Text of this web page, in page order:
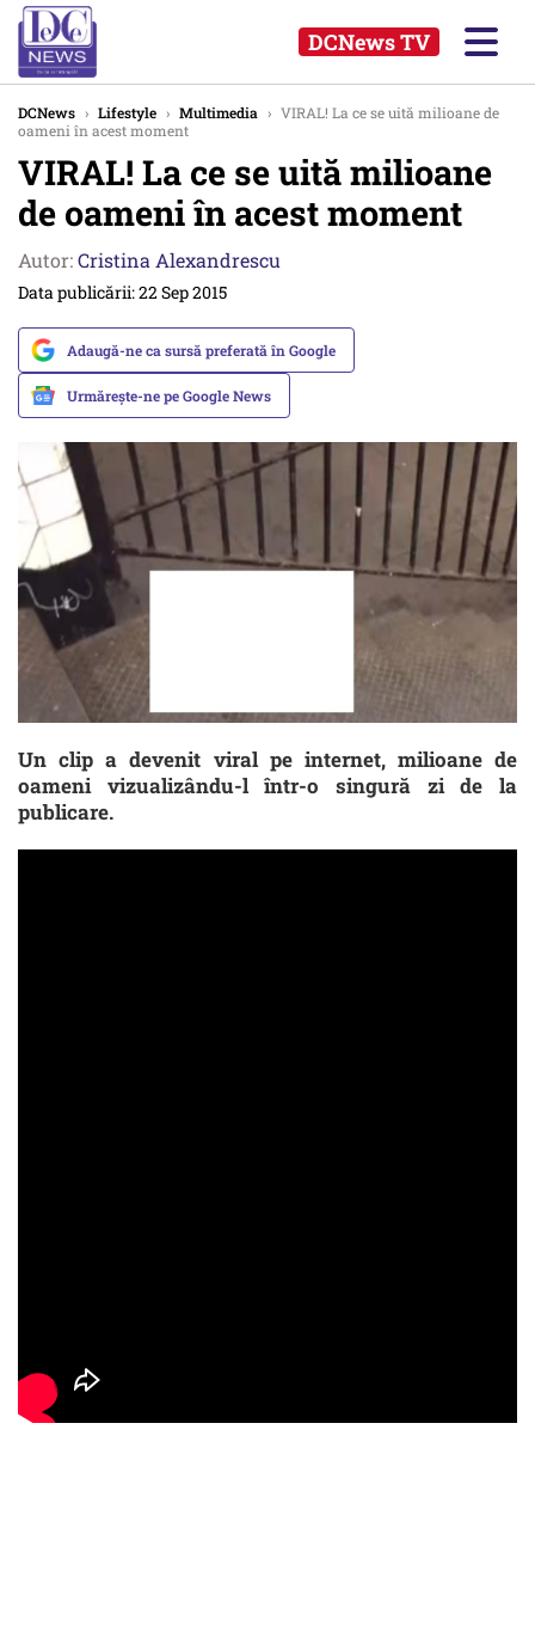
DCNews TV
DCNews › Lifestyle › Multimedia › VIRAL! La ce se uită milioane de
oameni în acest moment
VIRAL! La ce se uită milioane
de oameni în acest moment
Autor:Cristina Alexandrescu
Data publicării: 22 Sep 2015
Adaugă-ne ca sursă preferată în Google
Urmărește-ne pe Google News
Un clip a devenit viral pe internet, milioane de
oameni vizualizându-l într-o singură zi de la
publicare.